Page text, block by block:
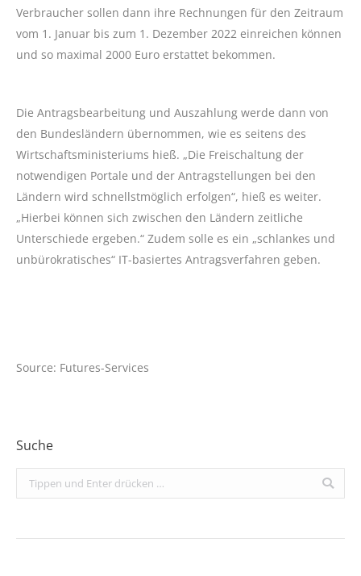
Verbraucher sollen dann ihre Rechnungen für den Zeitraum
vom 1. Januar bis zum 1. Dezember 2022 einreichen können
und so maximal 2000 Euro erstattet bekommen.
Die Antragsbearbeitung und Auszahlung werde dann von
den Bundesländern übernommen, wie es seitens des
Wirtschaftsministeriums hieß. „Die Freischaltung der
notwendigen Portale und der Antragstellungen bei den
Ländern wird schnellstmöglich erfolgen“, hieß es weiter.
„Hierbei können sich zwischen den Ländern zeitliche
Unterschiede ergeben.“ Zudem solle es ein „schlankes und
unbürokratisches“ IT-basiertes Antragsverfahren geben.
Source: Futures-Services
Suche
Search: